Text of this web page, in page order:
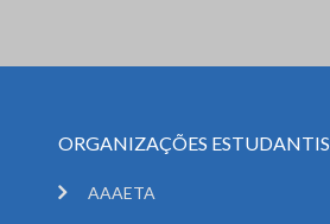
ORGANIZAÇÕES ESTUDANTIS
AAAETA